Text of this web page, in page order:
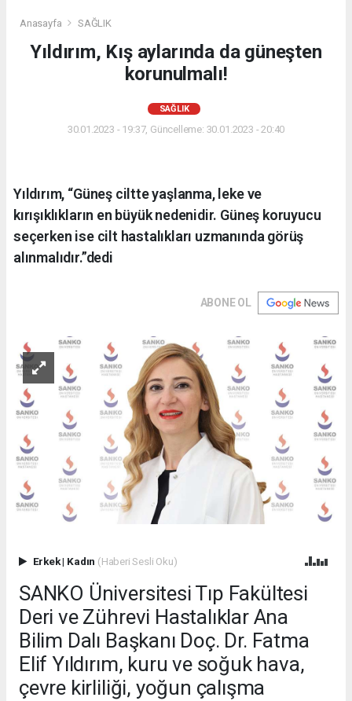
Anasayfa SAĞLIK
Yıldırım, Kış aylarında da güneşten
korunulmalı!
SAĞLIK
30.01.2023 - 19:37, Güncelleme: 30.01.2023 - 20:40
Yıldırım, “Güneş ciltte yaşlanma, leke ve
kırışıklıkların en büyük nedenidir. Güneş koruyucu
seçerken ise cilt hastalıkları uzmanında görüş
alınmalıdır.”dedi
ABONE OL
Erkek| Kadın (Haberi Sesli Oku)
SANKO Üniversitesi Tıp Fakültesi
Deri ve Zührevi Hastalıklar Ana
Bilim Dalı Başkanı Doç. Dr. Fatma
Elif Yıldırım, kuru ve soğuk hava,
çevre kirliliği, yoğun çalışma